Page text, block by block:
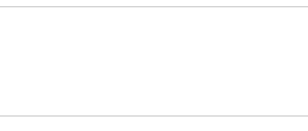
Değerlendirme Testi